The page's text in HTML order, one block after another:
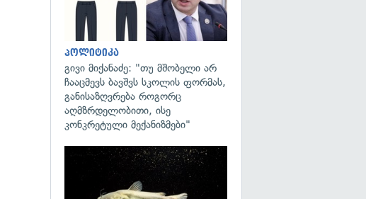
პოლიტიკა
გივი მიქანაძე: "თუ მშობელი არ
ჩააცმევს ბავშვს სკოლის ფორმას,
განისაზღვრება როგორც
აღმზრდელობითი, ისე
კონკრეტული მექანიზმები"